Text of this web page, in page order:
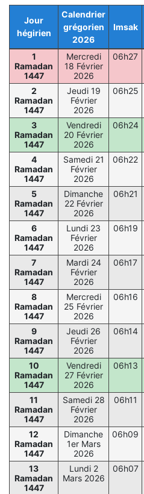
Jour
hégirien
Calendrier
grégorien
2026
Imsak
1
Ramadan
1447
Mercredi
18 Février
2026
06h27
2
Ramadan
1447
Jeudi 19
Février
2026
06h25
3
Ramadan
1447
Vendredi
20 Février
2026
06h24
4
Ramadan
1447
Samedi 21
Février
2026
06h22
5
Ramadan
1447
Dimanche
22 Février
2026
06h21
6
Ramadan
1447
Lundi 23
Février
2026
06h19
7
Ramadan
1447
Mardi 24
Février
2026
06h17
8
Ramadan
1447
Mercredi
25 Février
2026
06h16
9
Ramadan
1447
Jeudi 26
Février
2026
06h14
10
Ramadan
1447
Vendredi
27 Février
2026
06h13
11
Ramadan
1447
Samedi 28
Février
2026
06h11
12
Ramadan
1447
Dimanche
1er Mars
2026
06h09
13
Ramadan
1447
Lundi 2
Mars 2026
06h07